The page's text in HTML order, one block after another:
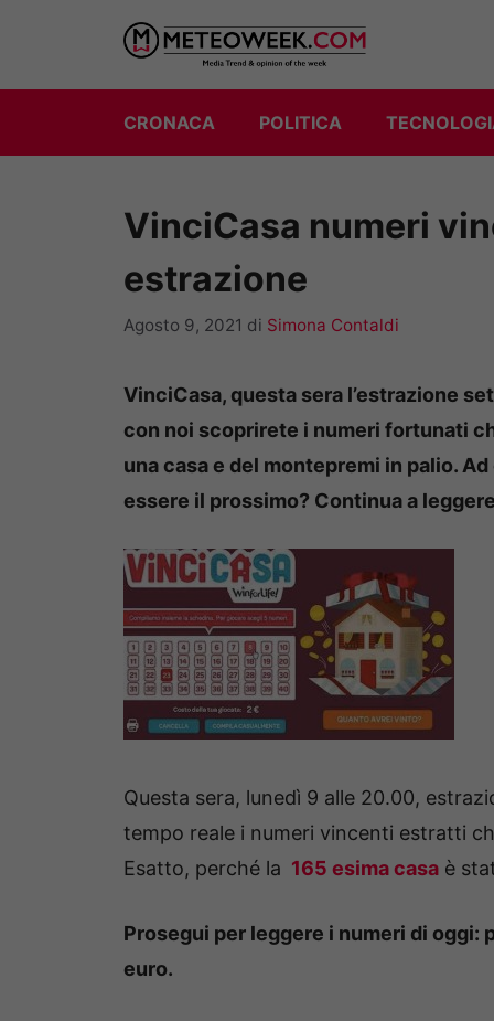
contenuto
CRONACA POLITICA
VinciCasa numeri
estrazione
Agosto 9, 2021 di Simona Contaldi
VinciCasa, questa sera l’estrazione
con noi scoprirete i numeri fortunati
una casa e del montepremi in palio.
essere il prossimo? Continua a leggere
Questa sera, lunedì 9 alle 20.00,
tempo reale i numeri vincenti estratti
Esatto, perché la 165 esima casa è
Prosegui per leggere i numeri di
euro.